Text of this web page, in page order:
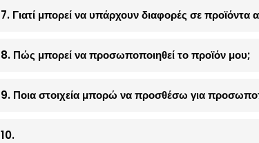
7. Γιατί μπορεί να υπάρχουν διαφορές σε
8. Πώς μπορεί να προσωποποιηθεί το προϊόν μου;
9. Ποια στοιχεία μπορώ να προσθέσω για
10.